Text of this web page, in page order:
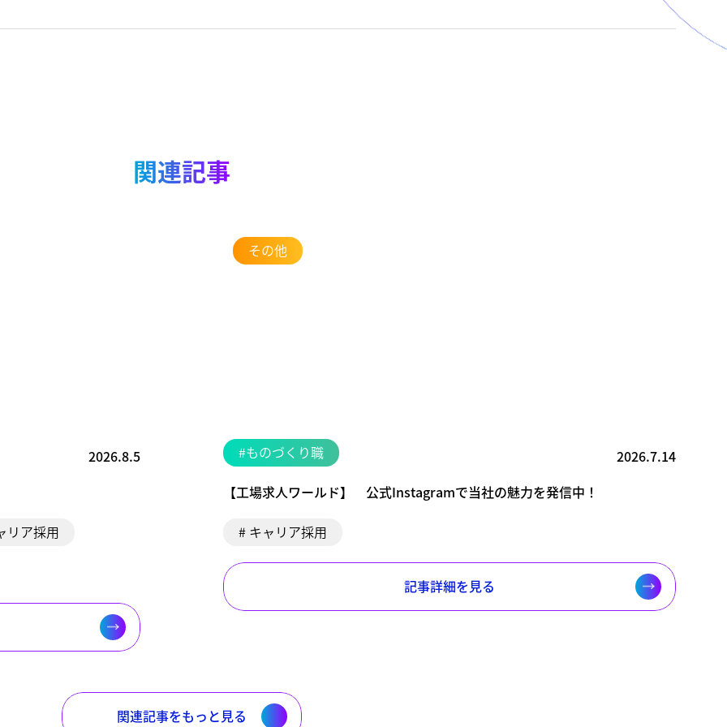
関連記事
2026.8.5
リア採用
その他
#ものづくり職
2026.7.14
【工場求人ワールド】 公式Instagramで当社の魅力を発信中！
# キャリア採用
記事詳細を見る
関連記事をもっと見る